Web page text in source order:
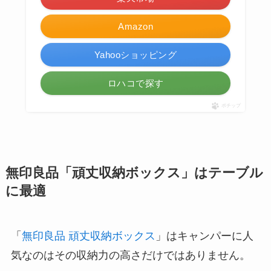
Amazon
Yahooショッピング
ロハコで探す
ポチップ
無印良品「頑丈収納ボックス」はテーブル
に最適
「 無印良品 頑丈収納ボックス 」はキャンパーに人
気なのはその収納力の高さだけではありません。